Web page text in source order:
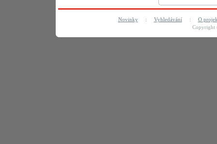
Novinky: Vyhledávání: O
Copyright